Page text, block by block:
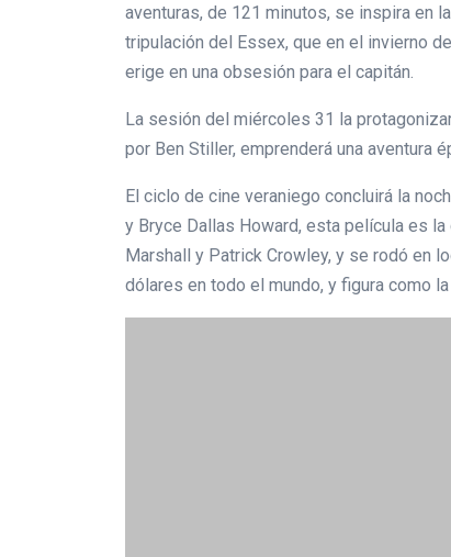
aventuras, de 121 minutos, se inspira en
tripulación del Essex, que en el invierno
erige en una obsesión para el capitán.
La sesión del miércoles 31 la
por Ben Stiller, emprenderá una aventura
El ciclo de cine veraniego concluirá la
y Bryce Dallas Howard, esta película es
Marshall y Patrick Crowley, y se rodó en
dólares en todo el mundo, y figura como